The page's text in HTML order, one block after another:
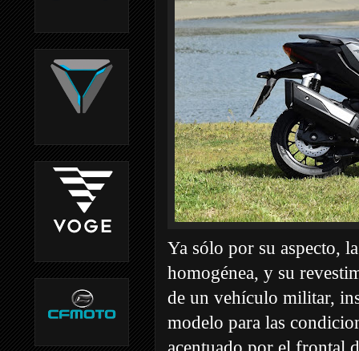
Ya sólo por su aspecto,
homogénea, y su
de un vehículo militar,
modelo para las